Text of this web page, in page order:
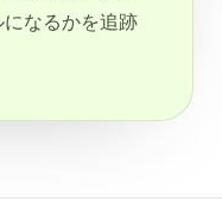
なるかを追跡